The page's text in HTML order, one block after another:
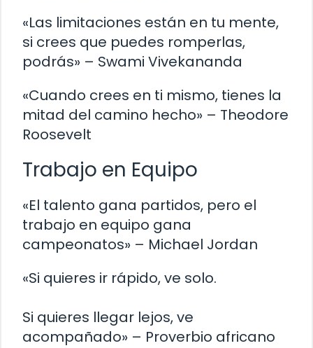
«Las limitaciones están en tu mente,
si crees que puedes romperlas,
podrás» – Swami Vivekananda
«Cuando crees en ti mismo, tienes la
mitad del camino hecho» – Theodore
Roosevelt
Trabajo en Equipo
«El talento gana partidos, pero el
trabajo en equipo gana
campeonatos» – Michael Jordan
«Si quieres ir rápido, ve solo.
Si quieres llegar lejos, ve
acompañado» – Proverbio africano